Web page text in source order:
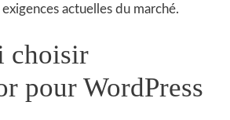
actuelles du marché.
choisir
pour WordPress